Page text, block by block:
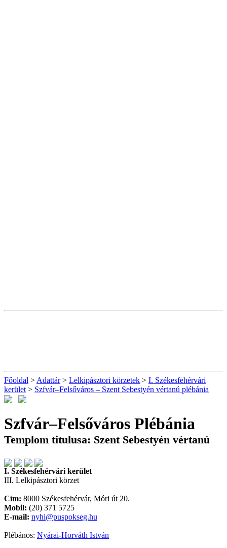
Főoldal > Adattár> Lelkipásztori körzetek > I. Székesfehérvári
kerület > Szfvár–Felsőváros – Szent Sebestyén vértanú plébánia
Szfvár–Felsőváros Plébánia
Templom titulusa: Szent Sebestyén vértanú
I. Székesfehérvári kerület
III. Lelkipásztori körzet
Cím: 8000 Székesfehérvár, Móri út 20.
Mobil: (20) 371 5725
E-mail: nyhi@puspokseg.hu
Plébános: Nyárai-Horváth István